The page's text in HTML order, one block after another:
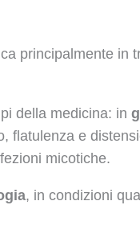
principalmente in
della medicina: in
flatulenza e
micotiche.
, in condizioni